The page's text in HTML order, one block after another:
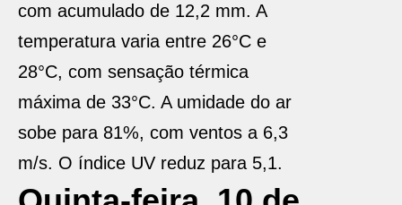
com acumulado de 12,2 mm. A
temperatura varia entre 26°C e
28°C, com sensação térmica
máxima de 33°C. A umidade do ar
sobe para 81%, com ventos a 6,3
m/s. O índice UV reduz para 5,1.